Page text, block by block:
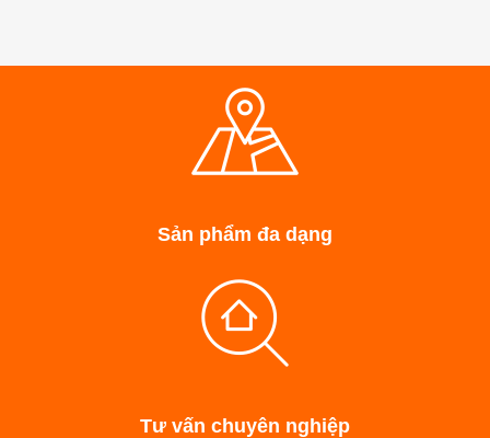
Sản phẩm đa dạng
Tư vấn chuyên nghiệp